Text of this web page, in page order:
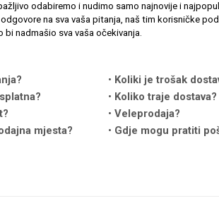
odabiremo i nudimo samo najnovije i
na sva vaša pitanja, naš tim korisničke
nadmašio sva vaša očekivanja.
Koliki je trošak
Koliko traje dostava?
Veleprodaja?
mjesta?
Gdje mogu pratiti